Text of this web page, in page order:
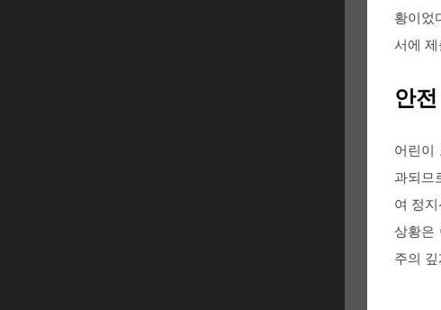
황이었
서에
안
어린이
과되므
여 정
상황은
주의